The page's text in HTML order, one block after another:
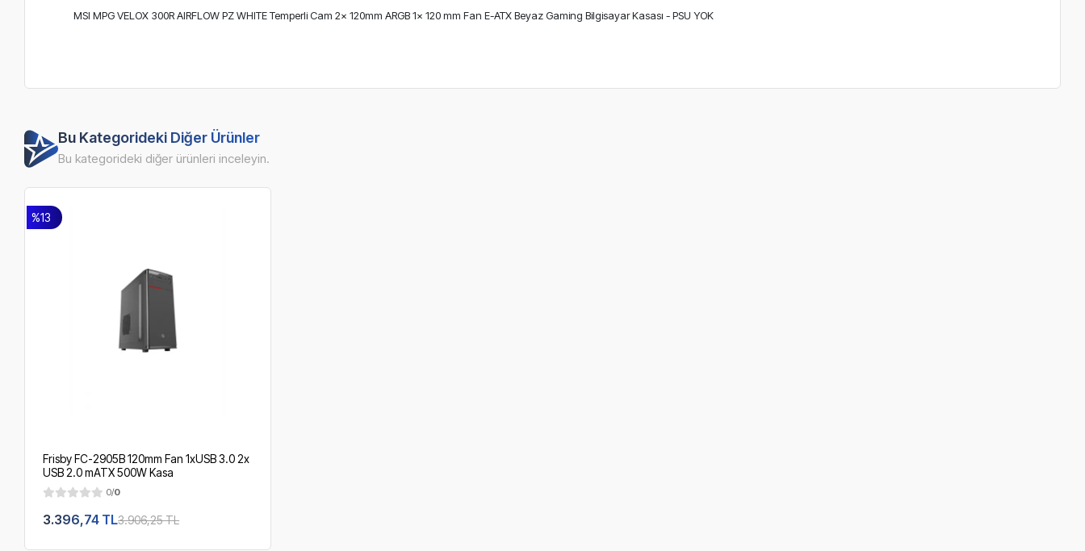
MSI MPG VELOX 300R AIRFLOW PZ WHITE Temperli Cam 2x 120mm ARGB 1x 120 mm Fan E-ATX Beyaz Gaming Bilgisayar Kasası - PSU YOK
Bu Kategorideki Diğer Ürünler
Bu kategorideki diğer ürünleri inceleyin.
%13
Frisby FC-2905B 120mm Fan 1xUSB 3.0 2x
USB 2.0 mATX 500W Kasa
0/0
3.396,74 TL3.906,25 TL